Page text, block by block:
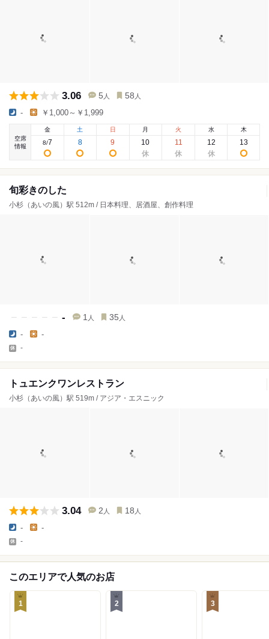
3.06 5 人 58 人
- ￥1,000～￥1,999
空席
情報
金
8/7
土
8
日
9
月
10
火
11
水
12
木
13
旬彩きのした
小杉（あいの風）駅 512m / 日本料理、居酒屋、創作料理
- 1 人 35 人
- -
-
トュエンクワンレストラン
小杉（あいの風）駅 519m / アジア・エスニック
3.04 2 人 18 人
- -
-
このエリアで人気のお店
1 2 3